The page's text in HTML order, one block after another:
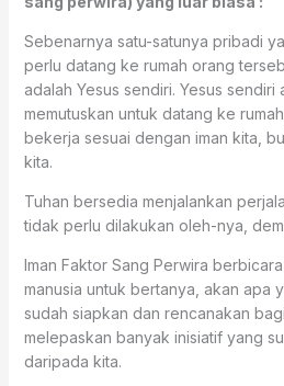
Sebenarnya satu-satunya pribadi
perlu datang ke rumah orang
adalah Yesus sendiri. Yesus sendiri
memutuskan untuk datang ke
bekerja sesuai dengan iman kita,
kita.
Tuhan bersedia menjalankan
tidak perlu dilakukan oleh-nya,
Iman Faktor Sang Perwira
manusia untuk bertanya, akan apa
sudah siapkan dan rencanakan
melepaskan banyak inisiatif yang
daripada kita.